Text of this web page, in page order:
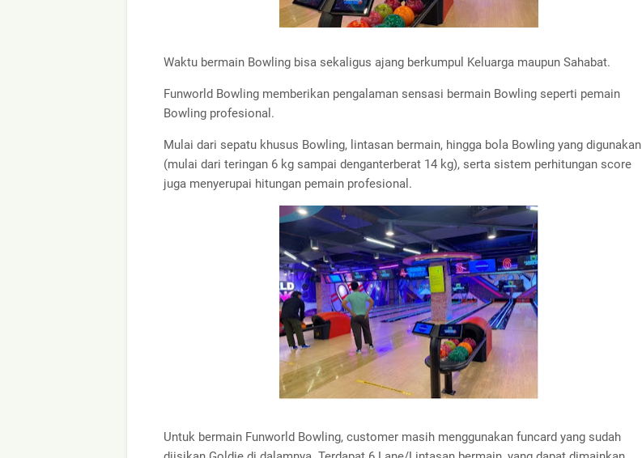
Waktu bermain Bowling bisa sekaligus ajang berkumpul Keluarga maupun Sahabat.
Funworld Bowling memberikan pengalaman sensasi bermain Bowling seperti pemain
Bowling profesional.
Mulai dari sepatu khusus Bowling, lintasan bermain, hingga bola Bowling yang digunakan
(mulai dari teringan 6 kg sampai denganterberat 14 kg), serta sistem perhitungan score
juga menyerupai hitungan pemain profesional.
Untuk bermain Funworld Bowling, customer masih menggunakan funcard yang sudah